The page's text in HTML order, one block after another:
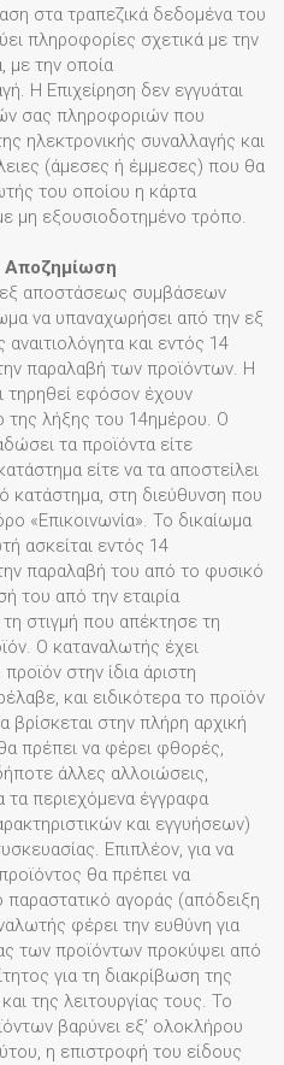
στα τραπεζικά δεδομένα του
πληροφορίες σχετικά με την
με την οποία
Η Επιχείρηση δεν εγγυάται
σας πληροφοριών που
ηλεκτρονικής συναλλαγής και
(άμεσες ή έμμεσες) που θα
του οποίου η κάρτα
μη εξουσιοδοτημένο τρόπο.
Αποζημίωση
αποστάσεως συμβάσεων
να υπαναχωρήσει από την εξ
και εντός 14
παραλαβή των προϊόντων. Η
τηρηθεί εφόσον έχουν
της λήξης του 14ημέρου. Ο
τα προϊόντα είτε
είτε να τα αποστείλει
κατάστημα, στη διεύθυνση που
«Επικοινωνία». Το δικαίωμα
ασκείται εντός 14
παραλαβή του από το φυσικό
του από την εταιρία
στιγμή που απέκτησε τη
Ο καταναλωτής έχει
στην ίδια άριστη
και ειδικότερα το προϊόν
βρίσκεται στην πλήρη αρχική
πρέπει να φέρει φθορές,
άλλες αλλοιώσεις,
τα περιεχόμενα έγγραφα
και εγγυήσεων)
Επιπλέον, για να
θα πρέπει να
αγοράς (απόδειξη
φέρει την ευθύνη για
των προϊόντων προκύψει από
για τη διακρίβωση της
της λειτουργίας τους. Το
βαρύνει εξ’ ολοκλήρου
η επιστροφή του είδους